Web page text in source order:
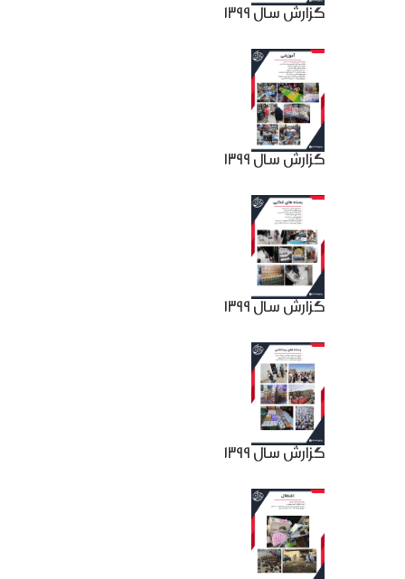
گزارش سال 1399
گزارش سال 1399
گزارش سال 1399
گزارش سال 1399